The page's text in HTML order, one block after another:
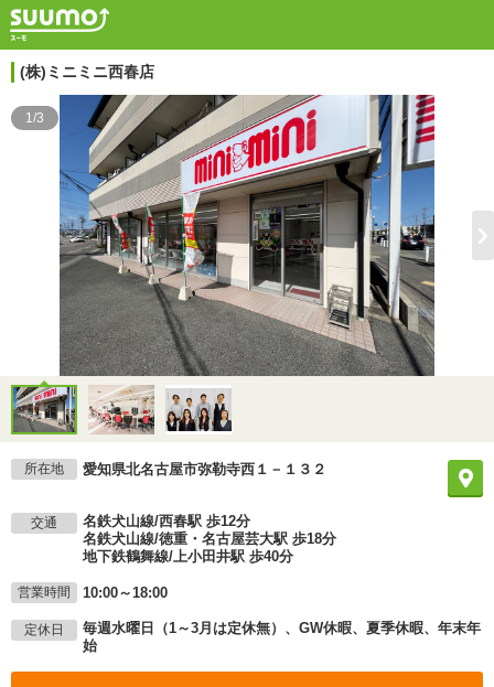
(株)ミニミニ西春店
1/3
所在地 愛知県北名古屋市弥勒寺西１－１３２
交通
名鉄犬山線/西春駅 歩12分
名鉄犬山線/徳重・名古屋芸大駅 歩18分
地下鉄鶴舞線/上小田井駅 歩40分
営業時間 10:00～18:00
定休日
毎週水曜日（1～3月は定休無）、GW休暇、夏季休暇、年末年
始